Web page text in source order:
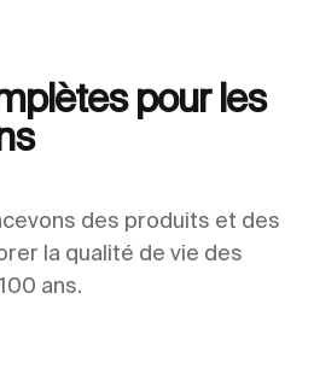
pour les
des produits et des
la qualité de vie des
ans.